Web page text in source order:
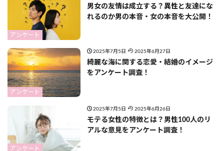
アンケート
男女の友情は成立する？異性と友達にな
れるのか男の本音・女の本音を大公開！
アンケート
2025年7月5日 2025年6月27日
綺麗な海に関する恋愛・結婚のイメージ
をアンケート調査！
アンケート
2025年7月5日 2025年6月26日
モテる女性の特徴とは？男性100人のリ
アルな意見をアンケート調査！